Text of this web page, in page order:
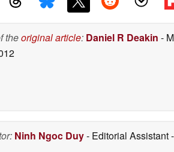
theoriginal article: Daniel R Deakin -
Ninh Ngoc Duy- Editorial Assistant